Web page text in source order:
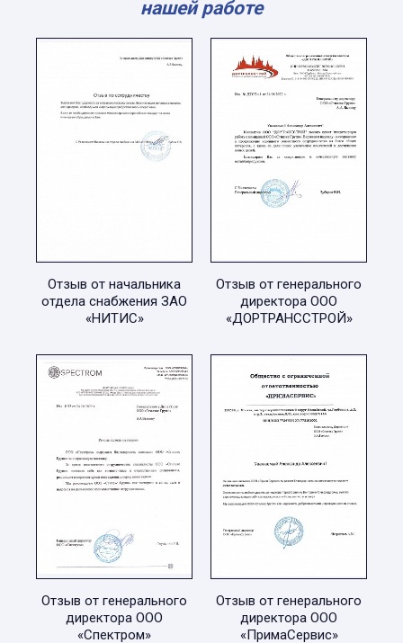
нашей работе
Отзыв от начальника
отдела снабжения ЗАО
«НИТИС»
Отзыв от генерального
директора ООО
«ДОРТРАНССТРОЙ»
Отзыв от генерального
директора ООО
«Спектром»
Отзыв от генерального
директора ООО
«ПримаСервис»